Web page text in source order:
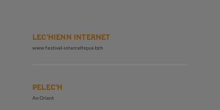
LEC'HIENN INTERNET
www.festival-interceltique.bzh
PELEC'H
An Oriant